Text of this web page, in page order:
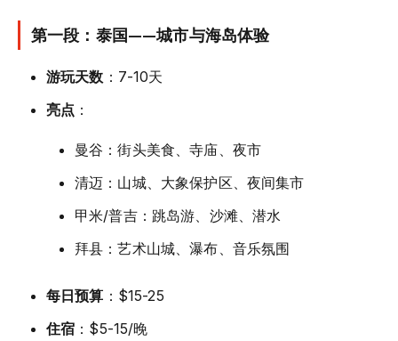
第一段：泰国——城市与海岛体验
游玩天数 ：7-10天
亮点 ：
曼谷：街头美食、寺庙、夜市
清迈：山城、大象保护区、夜间集市
甲米/普吉：跳岛游、沙滩、潜水
拜县：艺术山城、瀑布、音乐氛围
每日预算 ：$15-25
住宿 ：$5-15/晚